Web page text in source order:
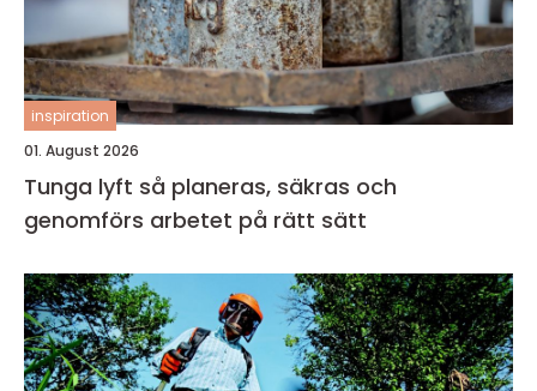
inspiration
01. August 2026
Tunga lyft så planeras, säkras och
genomförs arbetet på rätt sätt